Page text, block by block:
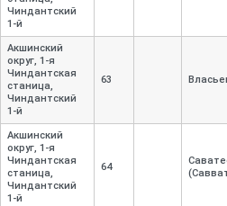
Чиндантский
1-й
Акшинский
округ, 1-я
Чиндантская
станица,
Чиндантский
1-й
63
Акшинский
округ, 1-я
Чиндантская
станица,
Чиндантский
1-й
64